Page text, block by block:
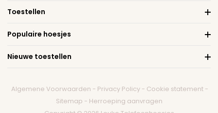
Toestellen
Populaire hoesjes
Nieuwe toestellen
Algemene Voorwaarden - Privacy Policy - Cookie statement -
Sitemap - Herroeping aanvragen